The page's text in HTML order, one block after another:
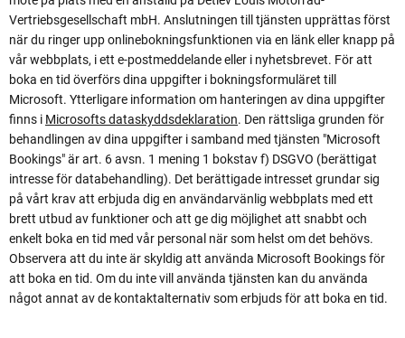
Vertriebsgesellschaft mbH. Anslutningen till tjänsten upprättas först
när du ringer upp onlinebokningsfunktionen via en länk eller knapp på
vår webbplats, i ett e-postmeddelande eller i nyhetsbrevet. För att
boka en tid överförs dina uppgifter i bokningsformuläret till
Microsoft. Ytterligare information om hanteringen av dina uppgifter
finns i Microsofts dataskyddsdeklaration. Den rättsliga grunden för
behandlingen av dina uppgifter i samband med tjänsten "Microsoft
Bookings" är art. 6 avsn. 1 mening 1 bokstav f) DSGVO (berättigat
intresse för databehandling). Det berättigade intresset grundar sig
på vårt krav att erbjuda dig en användarvänlig webbplats med ett
brett utbud av funktioner och att ge dig möjlighet att snabbt och
enkelt boka en tid med vår personal när som helst om det behövs.
Observera att du inte är skyldig att använda Microsoft Bookings för
att boka en tid. Om du inte vill använda tjänsten kan du använda
något annat av de kontaktalternativ som erbjuds för att boka en tid.